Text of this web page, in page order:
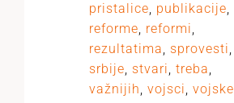
pristalice, publikacije,
reforme, reformi,
rezultatima, sprovesti,
srbije, stvari, treba,
važnijih, vojsci, vojske